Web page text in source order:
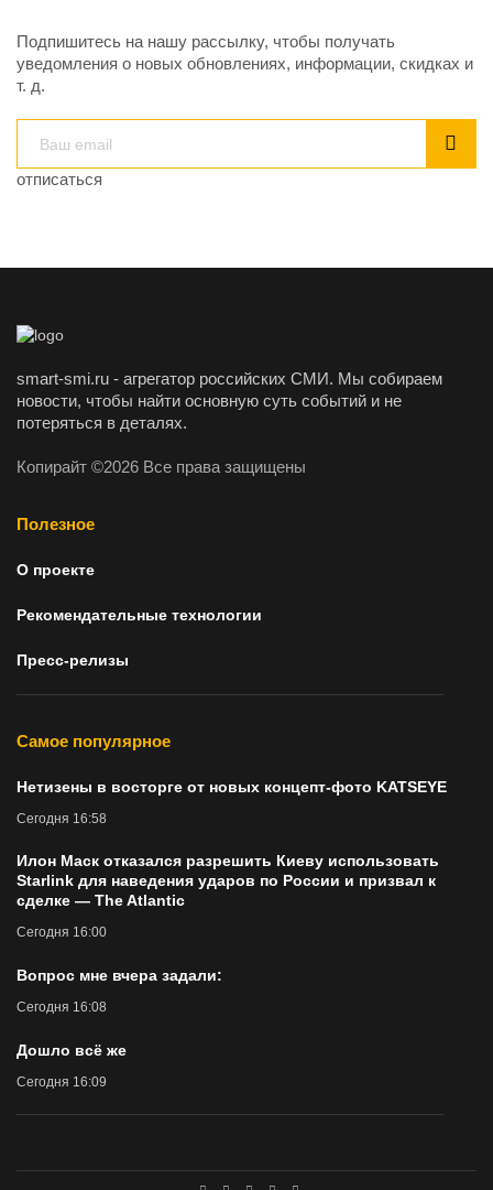
Подпишитесь на нашу рассылку, чтобы получать
уведомления о новых обновлениях, информации, скидках и
т. д.
отписаться
smart-smi.ru - агрегатор российских СМИ. Мы собираем
новости, чтобы найти основную суть событий и не
потеряться в деталях.
Копирайт ©2026 Все права защищены
Полезное
О проекте
Рекомендательные технологии
Пресс-релизы
Самое популярное
Нетизены в восторге от новых концепт-фото KATSEYE
Сегодня 16:58
Илон Маск отказался разрешить Киеву использовать
Starlink для наведения ударов по России и призвал к
сделке — The Atlantic
Сегодня 16:00
Вопрос мне вчера задали:
Сегодня 16:08
Дошло всё же
Сегодня 16:09